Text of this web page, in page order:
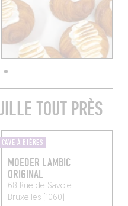
TOUT PRÈS
CAVE À BIÈRES
MOEDER LAMBIC
ORIGINAL
68 Rue de Savoie
Bruxelles (1060)